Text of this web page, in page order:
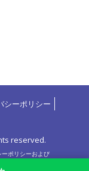
シーポリシー
reserved.
ーポリシーおよび